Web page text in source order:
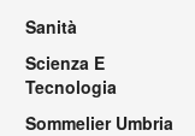
Sanità
Scienza E
Tecnologia
Sommelier Umbria